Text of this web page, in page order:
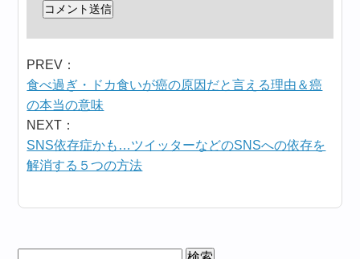
PREV：
食べ過ぎ・ドカ食いが癌の原因だと言える理由＆癌
の本当の意味
NEXT：
SNS依存症かも…ツイッターなどのSNSへの依存を
解消する５つの方法